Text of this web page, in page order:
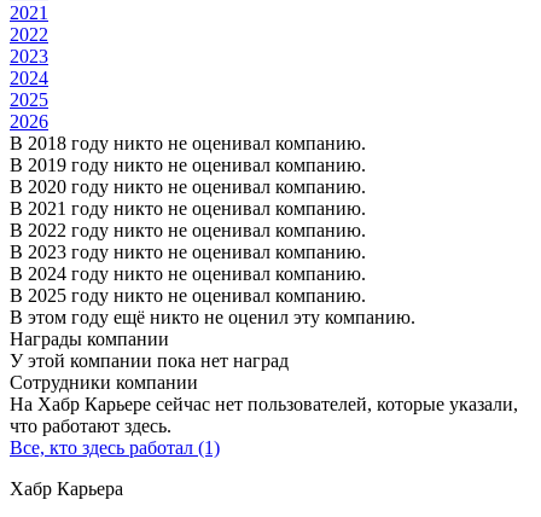
2021
2022
2023
2024
2025
2026
В 2018 году никто не оценивал компанию.
В 2019 году никто не оценивал компанию.
В 2020 году никто не оценивал компанию.
В 2021 году никто не оценивал компанию.
В 2022 году никто не оценивал компанию.
В 2023 году никто не оценивал компанию.
В 2024 году никто не оценивал компанию.
В 2025 году никто не оценивал компанию.
В этом году ещё никто не оценил эту компанию.
Награды компании
У этой компании пока нет наград
Сотрудники компании
На Хабр Карьере сейчас нет пользователей, которые указали,
что работают здесь.
Все, кто здесь работал (1)
Хабр Карьера